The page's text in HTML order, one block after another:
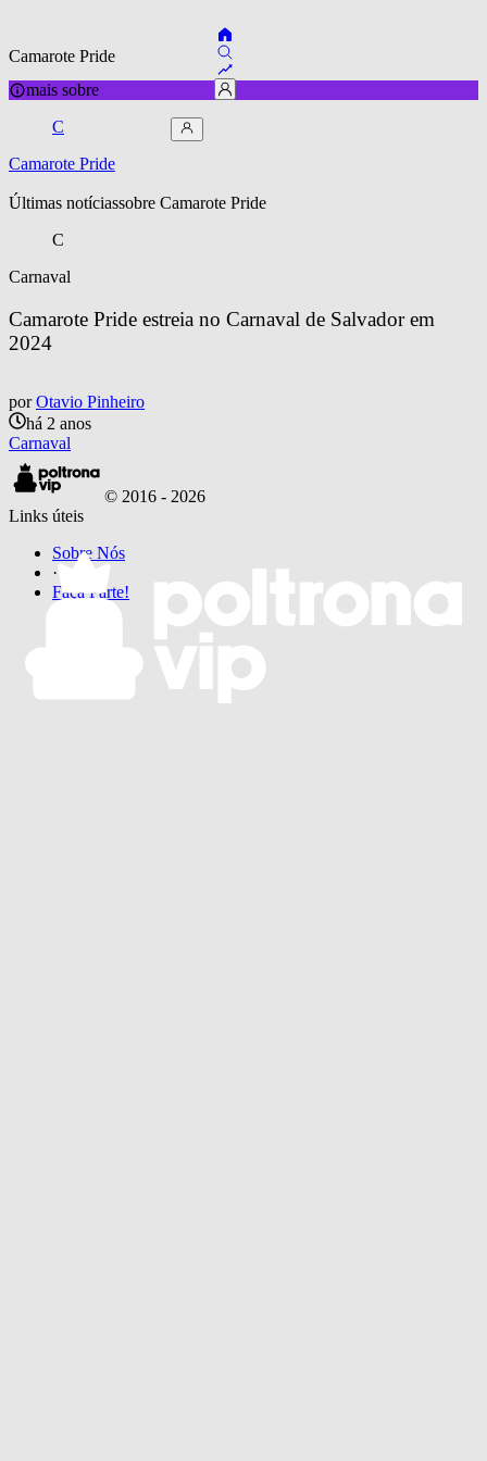
Camarote Pride
mais sobre
C
Camarote Pride
Últimas notíciassobre Camarote Pride
C
Carnaval
Camarote Pride estreia no Carnaval de Salvador em
2024
por Otavio Pinheiro
há 2 anos
Carnaval
© 2016 - 2026
Links úteis
Sobre Nós
·
Faça Parte!